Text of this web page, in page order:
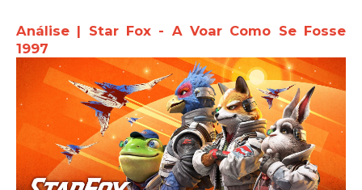
Análise | Star Fox - A Voar Como Se Fosse
1997